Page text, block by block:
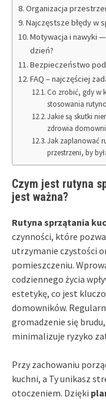
Organizacja
Najczęstsze błędy w
Motywacja i nawyki
dzień?
Bezpieczeństwo
FAQ – najczęściej
Co zrobić, gdy w
stosowania
Jakie są skutki
zdrowia
Jak zaplanować
przestrzeni, by
Czym jest rutyna
jest ważna?
Rutyna sprzątania
czynności, które
utrzymanie czystości
pomieszczeniu.
codziennego życia
estetykę, co jest
domowników.
gromadzenie się
minimalizuje ryzyko
Przy zachowaniu
kuchni, a Ty unikasz
otoczeniem. Dzięki